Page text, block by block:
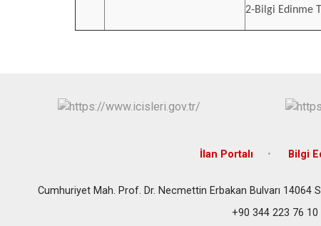
2-Bilgi Edinme
İlan Portalı Bilgi
Cumhuriyet Mah. Prof. Dr. Necmettin Erbakan Bulvarı
+90 344 223 76 10